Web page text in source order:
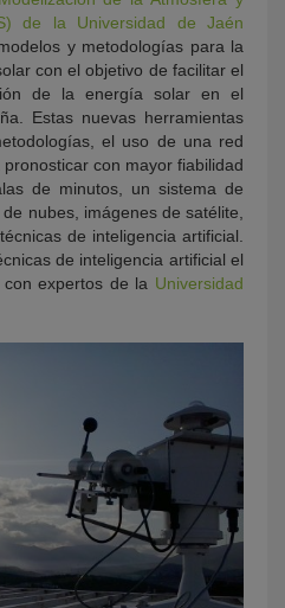
de la Universidad de Jaén
y metodologías para la
con el objetivo de facilitar el
de la energía solar en el
Estas nuevas herramientas
el uso de una red
con mayor fiabilidad
de minutos, un sistema de
nubes, imágenes de satélite,
de inteligencia artificial.
de inteligencia artificial el
expertos de la Universidad